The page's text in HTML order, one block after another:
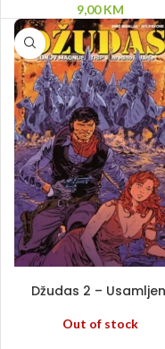
9,00KM
Džudas 2 –
Out of stock